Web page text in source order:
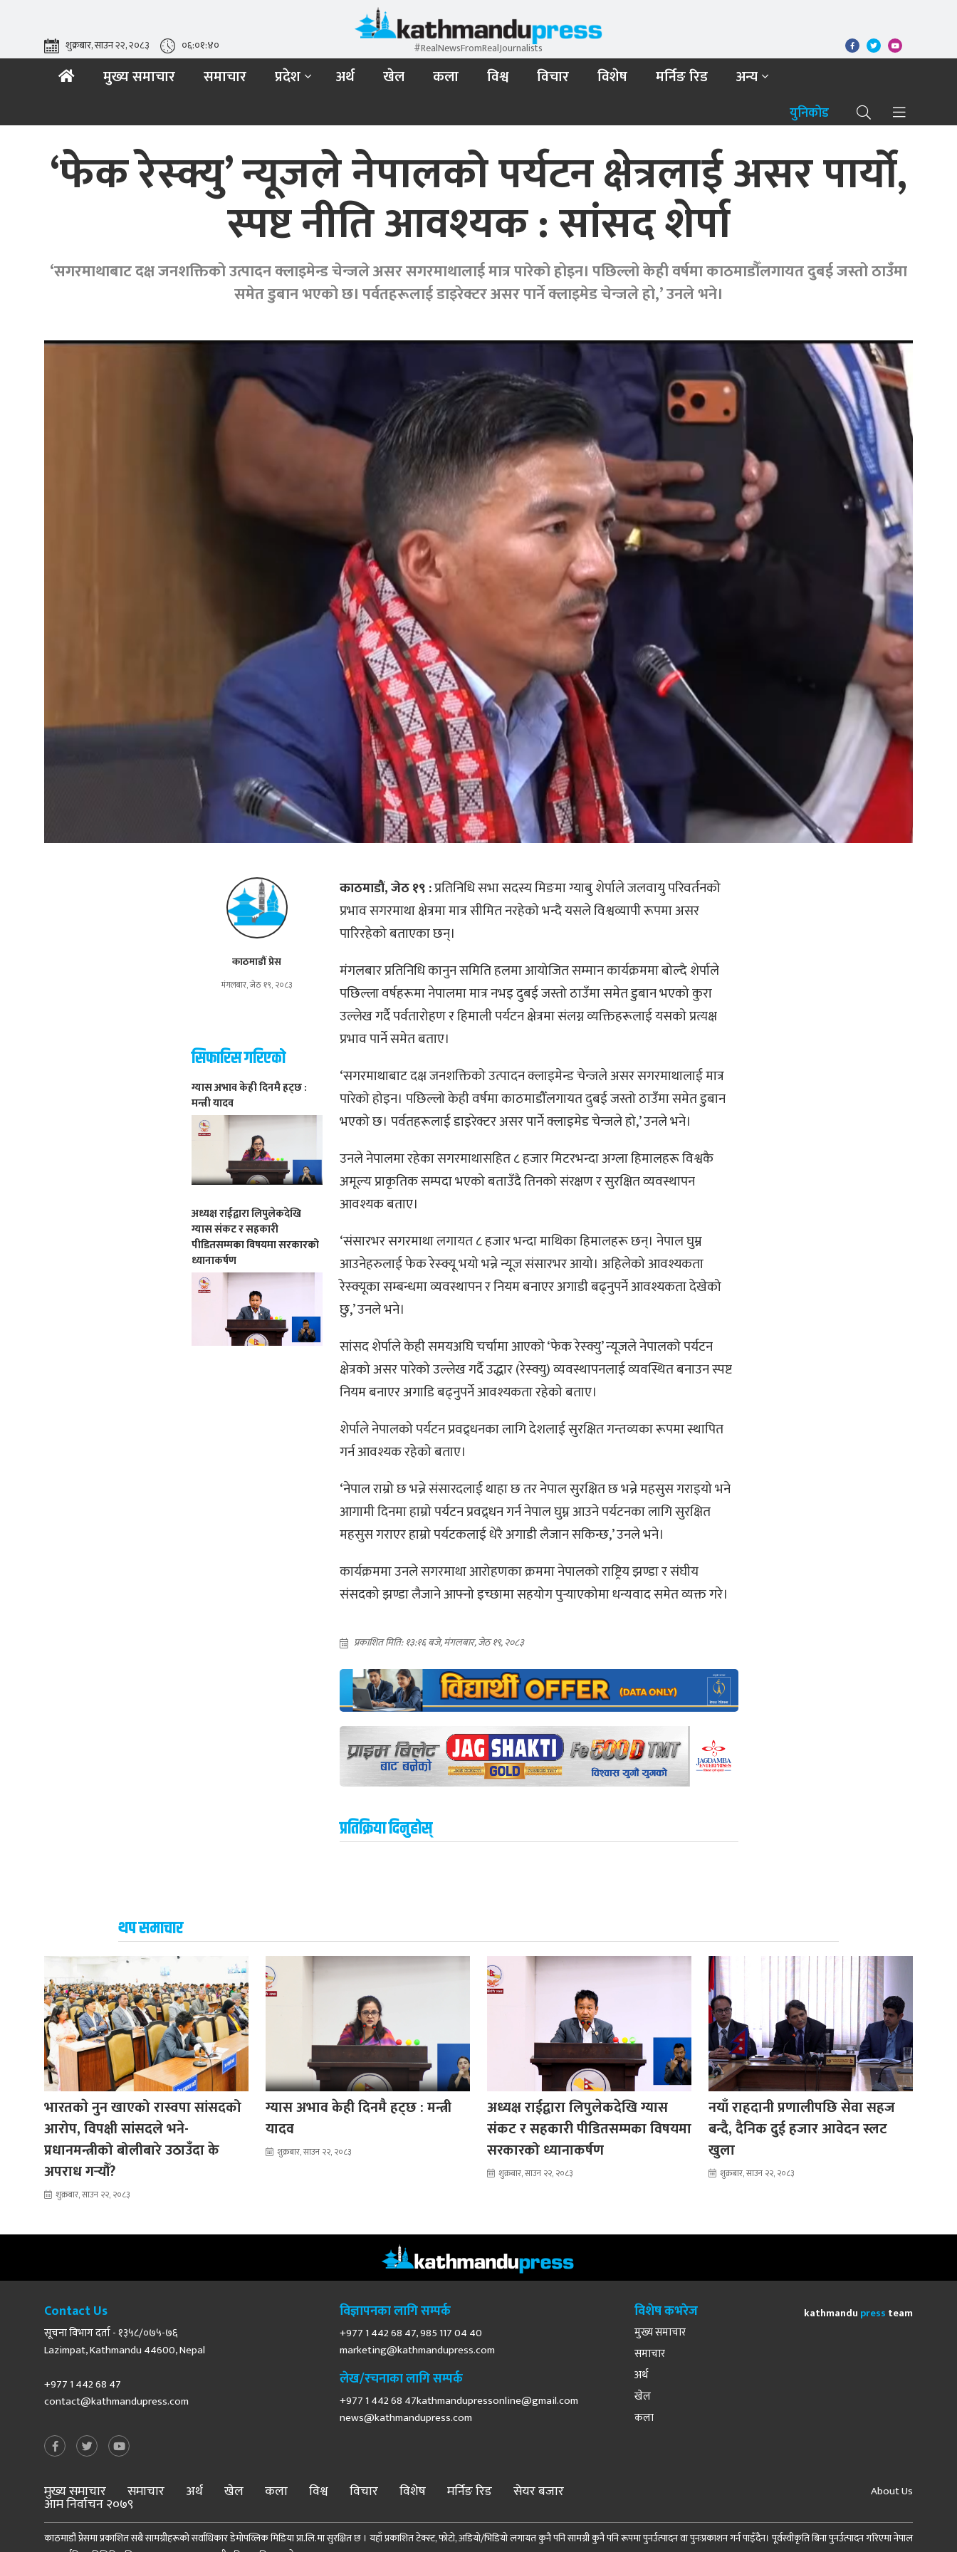
#RealNewsFromRealJournalists
शुक्रबार, साउन २२, २०८३ ०६:०१:४१
मुख्य समाचार समाचार प्रदेश अर्थ खेल कला विश्व विचार विशेष मर्निङ रिड अन्य
युनिकोड
‘फेक रेस्क्यु’ न्यूजले नेपालको पर्यटन क्षेत्रलाई असर पार्यो,
स्पष्ट नीति आवश्यक : सांसद शेर्पा
‘सगरमाथाबाट दक्ष जनशक्तिको उत्पादन क्लाइमेन्ड चेन्जले असर सगरमाथालाई मात्र पारेको होइन। पछिल्लो केही वर्षमा काठमाडौँलगायत दुबई जस्तो ठाउँमा
समेत डुबान भएको छ। पर्वतहरूलाई डाइरेक्टर असर पार्ने क्लाइमेड चेन्जले हो,’ उनले भने।
काठमाडौं प्रेस
मंगलबार, जेठ १९, २०८३
सिफारिस गरिएको
ग्यास अभाव केही दिनमै हट्छ :
मन्त्री यादव
अध्यक्ष राईद्वारा लिपुलेकदेखि
ग्यास संकट र सहकारी
पीडितसम्मका विषयमा सरकारको
ध्यानाकर्षण
काठमाडौं, जेठ १९ :प्रतिनिधि सभा सदस्य मिङमा ग्याबु शेर्पाले जलवायु परिवर्तनको
प्रभाव सगरमाथा क्षेत्रमा मात्र सीमित नरहेको भन्दै यसले विश्वव्यापी रूपमा असर
पारिरहेको बताएका छन्।
मंगलबार प्रतिनिधि कानुन समिति हलमा आयोजित सम्मान कार्यक्रममा बोल्दै शेर्पाले
पछिल्ला वर्षहरूमा नेपालमा मात्र नभइ दुबई जस्तो ठाउँमा समेत डुबान भएको कुरा
उल्लेख गर्दै पर्वतारोहण र हिमाली पर्यटन क्षेत्रमा संलग्न व्यक्तिहरूलाई यसको प्रत्यक्ष
प्रभाव पार्ने समेत बताए।
‘सगरमाथाबाट दक्ष जनशक्तिको उत्पादन क्लाइमेन्ड चेन्जले असर सगरमाथालाई मात्र
पारेको होइन। पछिल्लो केही वर्षमा काठमाडौँलगायत दुबई जस्तो ठाउँमा समेत डुबान
भएको छ। पर्वतहरूलाई डाइरेक्टर असर पार्ने क्लाइमेड चेन्जले हो,’ उनले भने।
उनले नेपालमा रहेका सगरमाथासहित ८ हजार मिटरभन्दा अग्ला हिमालहरू विश्वकै
अमूल्य प्राकृतिक सम्पदा भएको बताउँदै तिनको संरक्षण र सुरक्षित व्यवस्थापन
आवश्यक बताए।
‘संसारभर सगरमाथा लगायत ८ हजार भन्दा माथिका हिमालहरू छन्। नेपाल घुम्न
आउनेहरुलाई फेक रेस्क्यू भयो भन्ने न्यूज संसारभर आयो। अहिलेको आवश्यकता
रेस्क्यूका सम्बन्धमा व्यवस्थापन र नियम बनाएर अगाडी बढ्नुपर्ने आवश्यकता देखेको
छु,’ उनले भने।
सांसद शेर्पाले केही समयअघि चर्चामा आएको ‘फेक रेस्क्यु’ न्यूजले नेपालको पर्यटन
क्षेत्रको असर पारेको उल्लेख गर्दै उद्धार (रेस्क्यु) व्यवस्थापनलाई व्यवस्थित बनाउन स्पष्ट
नियम बनाएर अगाडि बढ्नुपर्ने आवश्यकता रहेको बताए।
शेर्पाले नेपालको पर्यटन प्रवद्र्धनका लागि देशलाई सुरक्षित गन्तव्यका रूपमा स्थापित
गर्न आवश्यक रहेको बताए।
‘नेपाल राम्रो छ भन्ने संसारदलाई थाहा छ तर नेपाल सुरक्षित छ भन्ने महसुस गराइयो भने
आगामी दिनमा हाम्रो पर्यटन प्रवद्र्धन गर्न नेपाल घुम्न आउने पर्यटनका लागि सुरक्षित
महसुस गराएर हाम्रो पर्यटकलाई धेरै अगाडी लैजान सकिन्छ,’ उनले भने।
कार्यक्रममा उनले सगरमाथा आरोहणका क्रममा नेपालको राष्ट्रिय झण्डा र संघीय
संसदको झण्डा लैजाने आफ्नो इच्छामा सहयोग पुर्‍याएकोमा धन्यवाद समेत व्यक्त गरे।
प्रकाशित मिति: १३:१६ बजे, मंगलबार, जेठ १९, २०८३
प्रतिक्रिया दिनुहोस्
थप समाचार
भारतकाे नुन खाएको रास्वपा सांसदको
आरोप, विपक्षी सांसदले भने-
प्रधानमन्त्रीको बोलीबारे उठाउँदा के
अपराध गर्‍यौँ?
शुक्रबार, साउन २२, २०८३
ग्यास अभाव केही दिनमै हट्छ : मन्त्री
यादव
शुक्रबार, साउन २२, २०८३
अध्यक्ष राईद्वारा लिपुलेकदेखि ग्यास
संकट र सहकारी पीडितसम्मका विषयमा
सरकारको ध्यानाकर्षण
शुक्रबार, साउन २२, २०८३
नयाँ राहदानी प्रणालीपछि सेवा सहज
बन्दै, दैनिक दुई हजार आवेदन स्लट
खुला
शुक्रबार, साउन २२, २०८३
Contact Us
सूचना विभाग दर्ता - १३५८/०७५-७६
Lazimpat, Kathmandu 44600, Nepal
+977 1 442 68 47
contact@kathmandupress.com
विज्ञापनका लागि सम्पर्क
+977 1 442 68 47, 985 117 04 40
marketing@kathmandupress.com
लेख/रचनाका लागि सम्पर्क
+977 1 442 68 47kathmandupressonline@gmail.com
news@kathmandupress.com
विशेष कभरेज
मुख्य समाचार
समाचार
अर्थ
खेल
कला
kathmandu press team
मुख्य समाचार समाचार अर्थ खेल कला विश्व विचार विशेष मर्निङ रिड सेयर बजार
आम निर्वाचन २०७९
About Us
काठमाडौं प्रेसमा प्रकाशित सबै सामग्रीहरूको सर्वाधिकार डेमोपव्लिक मिडिया प्रा.लि.मा सुरक्षित छ । यहाँ प्रकाशित टेक्स्ट, फोटो, अडियो/भिडियो लगायत कुनै पनि सामग्री कुनै पनि रूपमा पुनर्उत्पादन वा पुनःप्रकाशन गर्न पाइँदैन। पूर्वस्वीकृति बिना पुनर्उत्पादन गरिएमा नेपाल